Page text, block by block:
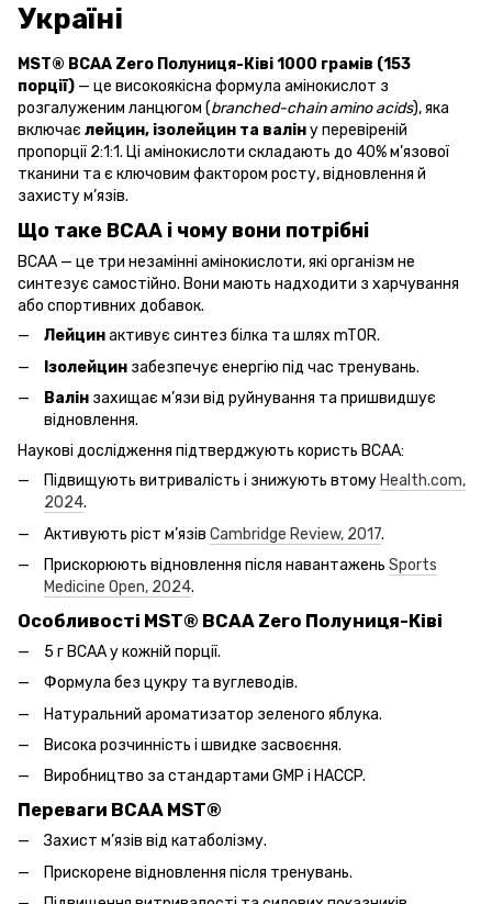
Україні
MST® BCAA Zero Полуниця-Ківі 1000 грамів (153
порції) — це високоякісна формула амінокислот з
розгалуженим ланцюгом (branched-chain amino acids), яка
включає лейцин, ізолейцин та валіну перевіреній
пропорції 2:1:1. Ці амінокислоти складають до 40% м’язової
тканини та є ключовим фактором росту, відновлення й
захисту м’язів.
Що таке BCAA і чому вони потрібні
BCAA — це три незамінні амінокислоти, які організм не
синтезує самостійно. Вони мають надходити з харчування
або спортивних добавок.
Лейцинактивує синтез білка та шлях mTOR.
Ізолейцин забезпечує енергію під час тренувань.
Валін захищає м’язи від руйнування та пришвидшує
відновлення.
Наукові дослідження підтверджують користь BCAA:
Підвищують витривалість і знижують втому Health.com,
2024.
Активують ріст м’язів Cambridge Review, 2017.
Прискорюють відновлення після навантажень Sports
Medicine Open, 2024.
Особливості MST® BCAA Zero Полуниця-Ківі
5 г BCAA у кожній порції.
Формула без цукру та вуглеводів.
Натуральний ароматизатор зеленого яблука.
Висока розчинність і швидке засвоєння.
Виробництво за стандартами GMP і HACCP.
Переваги BCAA MST®
Захист м’язів від катаболізму.
Прискорене відновлення після тренувань.